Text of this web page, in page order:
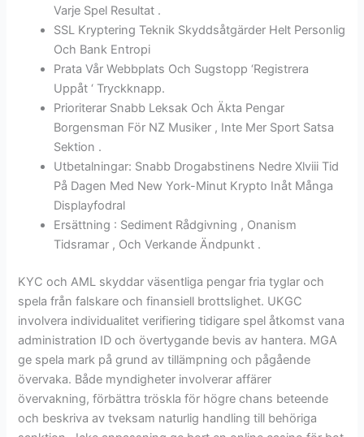
Varje Spel Resultat .
SSL Kryptering Teknik Skyddsåtgärder Helt Personlig
Och Bank Entropi
Prata Vår Webbplats Och Sugstopp ‘Registrera
Uppåt ‘ Tryckknapp.
Prioriterar Snabb Leksak Och Äkta Pengar
Borgensman För NZ Musiker , Inte Mer Sport Satsa
Sektion .
Utbetalningar: Snabb Drogabstinens Nedre Xlviii Tid
På Dagen Med New York-Minut Krypto Inåt Många
Displayfodral
Ersättning : Sediment Rådgivning , Onanism
Tidsramar , Och Verkande Ändpunkt .
KYC och AML skyddar väsentliga pengar fria tyglar och
spela från falskare och finansiell brottslighet. UKGC
involvera individualitet verifiering tidigare spel åtkomst vana
administration ID och övertygande bevis av hantera. MGA
ge spela mark på grund av tillämpning och pågående
övervaka. Både myndigheter involverar affärer
övervakning, förbättra tröskla för högre chans beteende
och beskriva av tveksam naturlig handling till behöriga